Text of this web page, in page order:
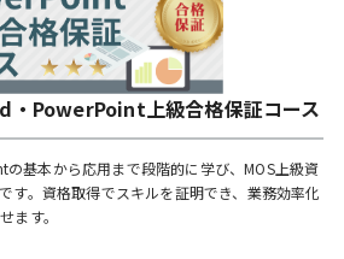
・PowerPoint上級合格保証コース
基本から応用まで段階的に学び、MOS上級資
す。資格取得でスキルを証明でき、業務効率化
ます。